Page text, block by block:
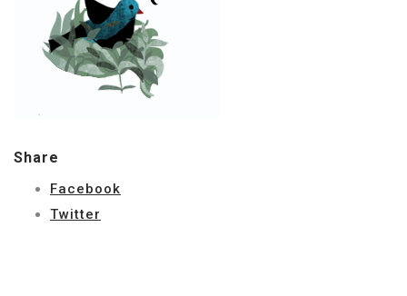
Share
Facebook
Twitter